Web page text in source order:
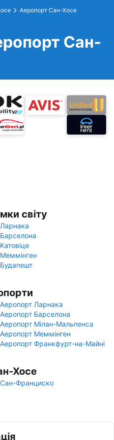
Аеропорт Сан-Хосе
Сан-
світу
Ларнака
Барселона
Катовіце
Меммінген
Будапешт
Аеропорт Ларнака
Аеропорт Барселона
Аеропорт Мілан-Мальпенса
Аеропорт Меммінген
Аеропорт Франкфурт-на-Майні
Хосе
Сан-Франциско